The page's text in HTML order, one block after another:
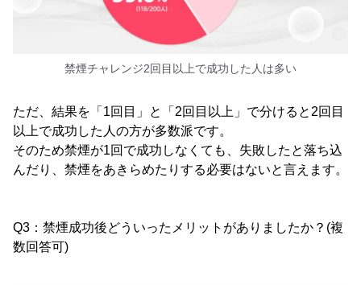
禁煙チャレンジ2回目以上で成功した人は多い
ただ、結果を「1回目」と「2回目以上」で分けると2回目
以上で成功した人の方が多数派です。
そのため禁煙が1回で成功しなくても、失敗したと落ち込
んだり、禁煙をあきらめたりする必要はないと言えます。
Q3：禁煙成功後どういったメリットがありましたか？(複
数回答可)